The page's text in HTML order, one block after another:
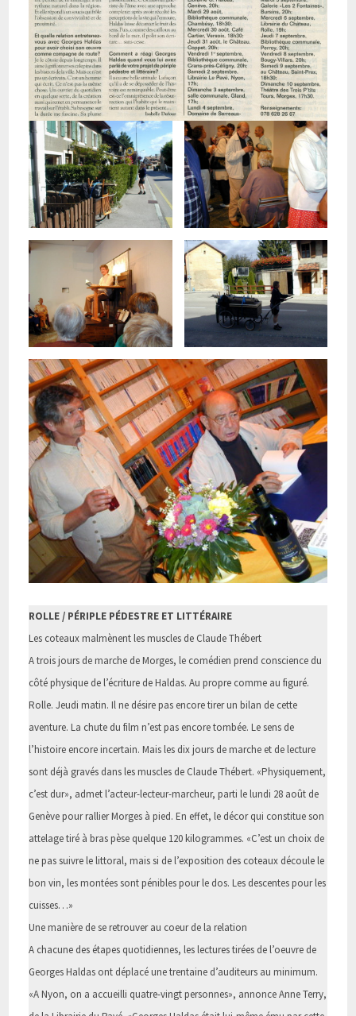
ROLLE / PÉRIPLE PÉDESTRE ET LITTÉRAIRE
Les coteaux malmènent les muscles de Claude Thébert
A trois jours de marche de Morges, le comédien prend conscience du
côté physique de l’écriture de Haldas. Au propre comme au figuré.
Rolle. Jeudi matin. Il ne désire pas encore tirer un bilan de cette
aventure. La chute du film n’est pas encore tombée. Le sens de
l’histoire encore incertain. Mais les dix jours de marche et de lecture
sont déjà gravés dans les muscles de Claude Thébert. «Physiquement,
c’est dur», admet l’acteur-lecteur-marcheur, parti le lundi 28 août de
Genève pour rallier Morges à pied. En effet, le décor qui constitue son
attelage tiré à bras pèse quelque 120 kilogrammes. «C’est un choix de
ne pas suivre le littoral, mais si de l’exposition des coteaux découle le
bon vin, les montées sont pénibles pour le dos. Les descentes pour les
cuisses…»
Une manière de se retrouver au coeur de la relation
A chacune des étapes quotidiennes, les lectures tirées de l’oeuvre de
Georges Haldas ont déplacé une trentaine d’auditeurs au minimum.
«A Nyon, on a accueilli quatre-vingt personnes», annonce Anne Terry,